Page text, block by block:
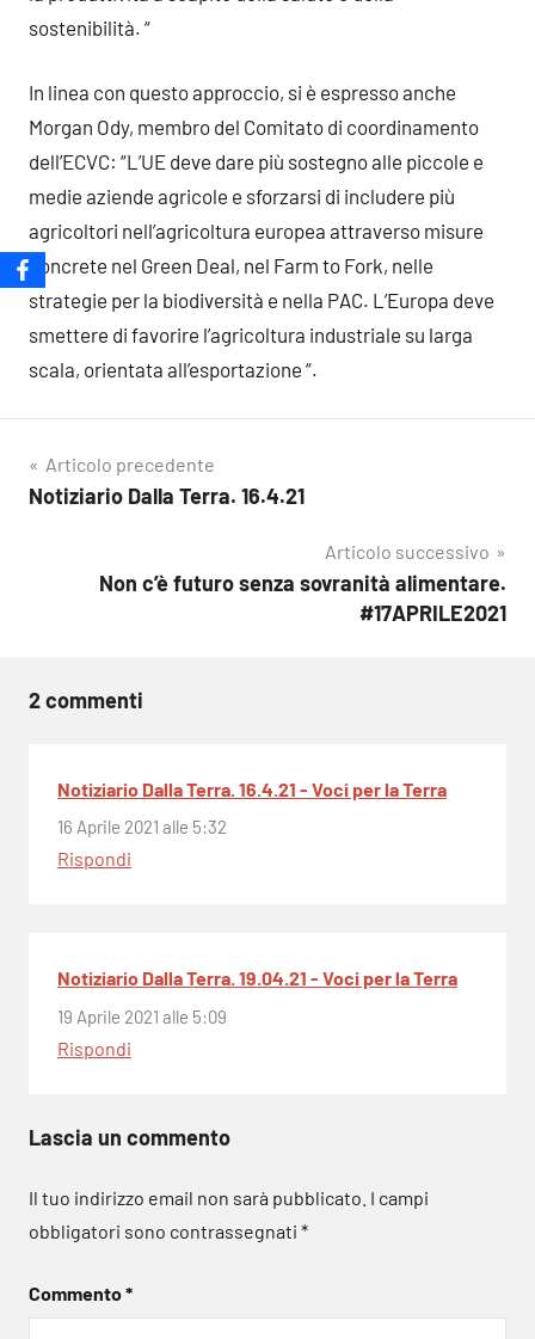
sostenibilità. “
In linea con questo approccio, si è espresso anche
Morgan Ody, membro del Comitato di coordinamento
dell’ECVC: “L’UE deve dare più sostegno alle piccole e
medie aziende agricole e sforzarsi di includere più
agricoltori nell’agricoltura europea attraverso misure
concrete nel Green Deal, nel Farm to Fork, nelle
strategie per la biodiversità e nella PAC. L’Europa deve
smettere di favorire l’agricoltura industriale su larga
scala, orientata all’esportazione “.
Navigazione
articoli
Articolo precedente
Notiziario Dalla Terra. 16.4.21
Articolo successivo
Non c’è futuro senza sovranità alimentare.
#17APRILE2021
2 commenti
Notiziario Dalla Terra. 16.4.21 - Voci per la Terra
16 Aprile 2021 alle 5:32
Rispondi
Notiziario Dalla Terra. 19.04.21 - Voci per la Terra
19 Aprile 2021 alle 5:09
Rispondi
Lascia un commento
Il tuo indirizzo email non sarà pubblicato. I campi
obbligatori sono contrassegnati *
Commento*